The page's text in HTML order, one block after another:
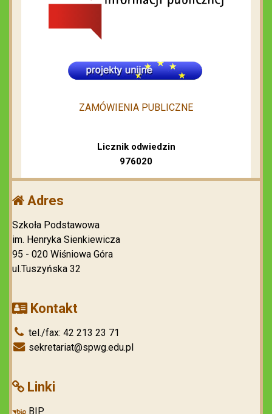
ZAMÓWIENIA PUBLICZNE
Licznik odwiedzin
976020
Adres
Szkoła Podstawowa
im. Henryka Sienkiewicza
95 - 020 Wiśniowa Góra
ul.Tuszyńska 32
Kontakt
tel./fax: 42 213 23 71
sekretariat@spwg.edu.pl
Linki
BIP